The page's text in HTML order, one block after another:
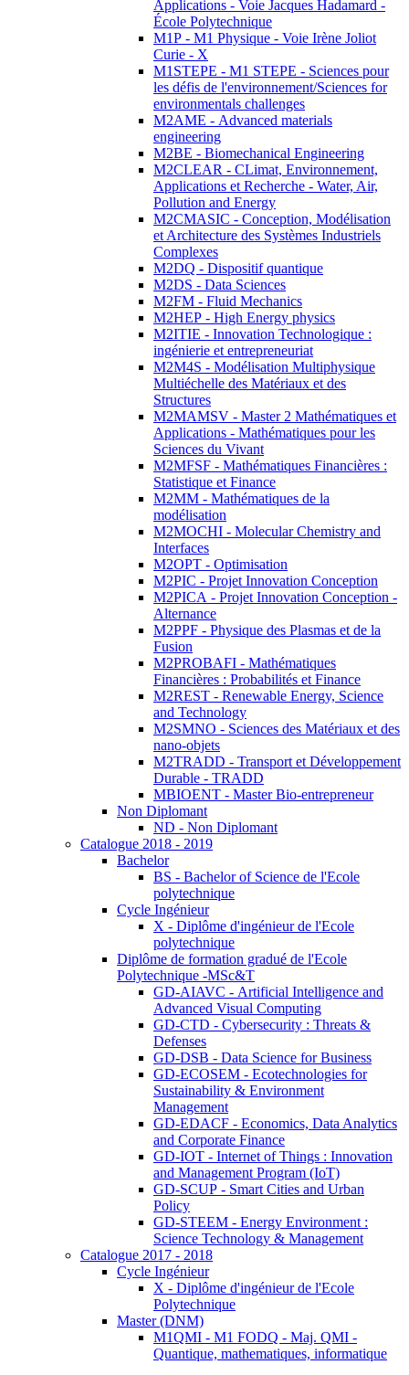
Applications - Voie Jacques Hadamard -
École Polytechnique
M1P - M1 Physique - Voie Irène Joliot
Curie - X
M1STEPE - M1 STEPE - Sciences pour
les défis de l'environnement/Sciences for
environmentals challenges
M2AME - Advanced materials
engineering
M2BE - Biomechanical Engineering
M2CLEAR - CLimat, Environnement,
Applications et Recherche - Water, Air,
Pollution and Energy
M2CMASIC - Conception, Modélisation
et Architecture des Systèmes Industriels
Complexes
M2DQ - Dispositif quantique
M2DS - Data Sciences
M2FM - Fluid Mechanics
M2HEP - High Energy physics
M2ITIE - Innovation Technologique :
ingénierie et entrepreneuriat
M2M4S - Modélisation Multiphysique
Multiéchelle des Matériaux et des
Structures
M2MAMSV - Master 2 Mathématiques et
Applications - Mathématiques pour les
Sciences du Vivant
M2MFSF - Mathématiques Financières :
Statistique et Finance
M2MM - Mathématiques de la
modélisation
M2MOCHI - Molecular Chemistry and
Interfaces
M2OPT - Optimisation
M2PIC - Projet Innovation Conception
M2PICA - Projet Innovation Conception -
Alternance
M2PPF - Physique des Plasmas et de la
Fusion
M2PROBAFI - Mathématiques
Financières : Probabilités et Finance
M2REST - Renewable Energy, Science
and Technology
M2SMNO - Sciences des Matériaux et des
nano-objets
M2TRADD - Transport et Développement
Durable - TRADD
MBIOENT - Master Bio-entrepreneur
Non Diplomant
ND - Non Diplomant
Catalogue 2018 - 2019
Bachelor
BS - Bachelor of Science de l'Ecole
polytechnique
Cycle Ingénieur
X - Diplôme d'ingénieur de l'Ecole
polytechnique
Diplôme de formation gradué de l'Ecole
Polytechnique -MSc&T
GD-AIAVC - Artificial Intelligence and
Advanced Visual Computing
GD-CTD - Cybersecurity : Threats &
Defenses
GD-DSB - Data Science for Business
GD-ECOSEM - Ecotechnologies for
Sustainability & Environment
Management
GD-EDACF - Economics, Data Analytics
and Corporate Finance
GD-IOT - Internet of Things : Innovation
and Management Program (IoT)
GD-SCUP - Smart Cities and Urban
Policy
GD-STEEM - Energy Environment :
Science Technology & Management
Catalogue 2017 - 2018
Cycle Ingénieur
X - Diplôme d'ingénieur de l'Ecole
Polytechnique
Master (DNM)
M1QMI - M1 FODQ - Maj. QMI -
Quantique, mathematiques, informatique